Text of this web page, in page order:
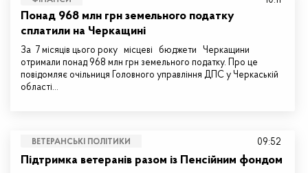
Понад 968 млн грн земельного податку
сплатили на Черкащині
За 7 місяців цього року місцеві бюджети Черкащини
отримали понад 968 млн грн земельного податку. Про це
повідомляє очільниця Головного управління ДПС у Черкаській
області…
ВЕТЕРАНСЬКІ ПОЛІТИКИ
Підтримка ветеранів разом із Пенсійним фондом
09:52